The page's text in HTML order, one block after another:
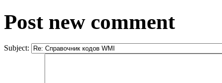
Post new comment
Subject: